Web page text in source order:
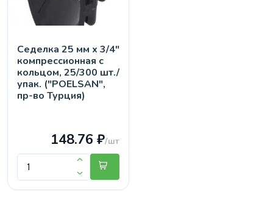
Седелка 25 мм х 3/4"
компрессионная с
кольцом, 25/300 шт./
упак. ("POELSAN",
пр-во Турция)
148.76 ₽/шт